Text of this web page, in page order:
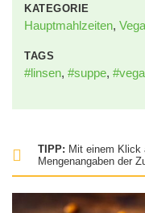
KATEGORIE
Hauptmahlzeiten,
TAGS
#linsen, #suppe,
TIPP: Mit einem Klick
Mengenangaben der